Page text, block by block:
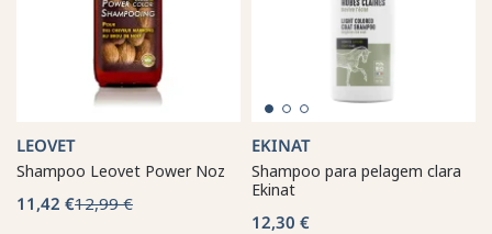
LEOVET
Shampoo Leovet Power Noz
11,42 €12,99 €
EKINAT
Shampoo para pelagem clara
Ekinat
12,30 €